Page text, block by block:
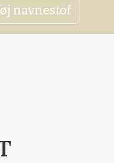
navnestof